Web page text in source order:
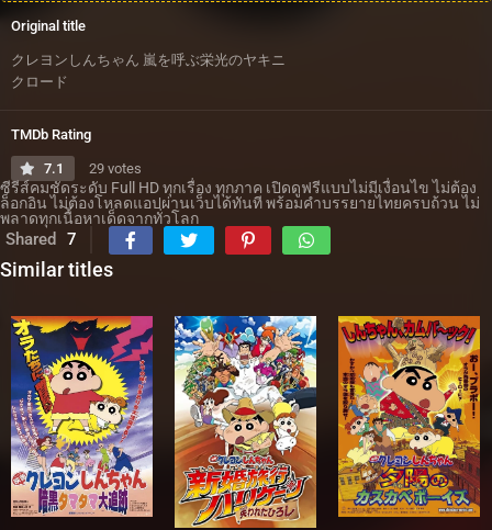
Original title
クレヨンしんちゃん 嵐を呼ぶ栄光のヤキニ
クロード
TMDb Rating
7.1 29 votes
ซีรีส์คมชัดระดับ Full HD ทุกเรื่อง ทุกภาค เปิดดูฟรีแบบไม่มีเงื่อนไข ไม่ต้อง
ล็อกอิน ไม่ต้องโหลดแอปผ่านเว็บได้ทันที พร้อมคำบรรยายไทยครบถ้วน ไม่
พลาดทุกเนื้อหาเด็ดจากทั่วโลก
Shared 7
Similar titles